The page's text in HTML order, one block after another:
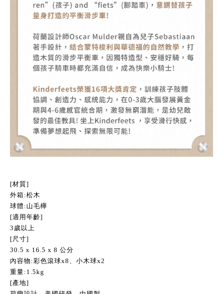
[材質]
外箱:松木
球體:山毛櫸
[適用年齡]
3歲以上
[尺寸]
30.5 x 16.5 x 8 公分
內容物:彩色滾球x8、小木球x2
重量:1.5kg
[產地]